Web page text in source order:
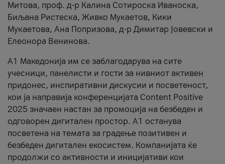
Митова, проф. д-р Калина Сотироска Иваноска,
Биљана Ристеска, Живко Мукаетов, Кики
Мукаетова, Ана Попризова, д-р Димитар Јовевски и
Елеонора Венинова.
А1 Македонија им се заблагодарува на сите
учесници, панелисти и гости за нивниот активен
придонес, инспиративни дискусии и посветеност,
кои ја направија конференцијата Content Positive
2025 значаен настан за промоција на безбеден и
одговорен дигитален простор. А1 останува
посветена на темата за градење позитивен и
безбеден дигитален екосистем. Компанијата ќе
продолжи со активности и иницијативи кои